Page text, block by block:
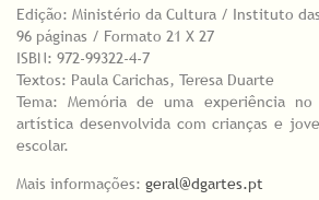
Edição: Ministério da Cultura / Instituto
96 páginas / Formato 21 X 27
ISBN: 972-99322-4-7
Textos: Paula Carichas, Teresa Duarte
Tema: Memória de uma experiência
artística desenvolvida com crianças e
escolar.
Mais informações: geral@dgartes.pt